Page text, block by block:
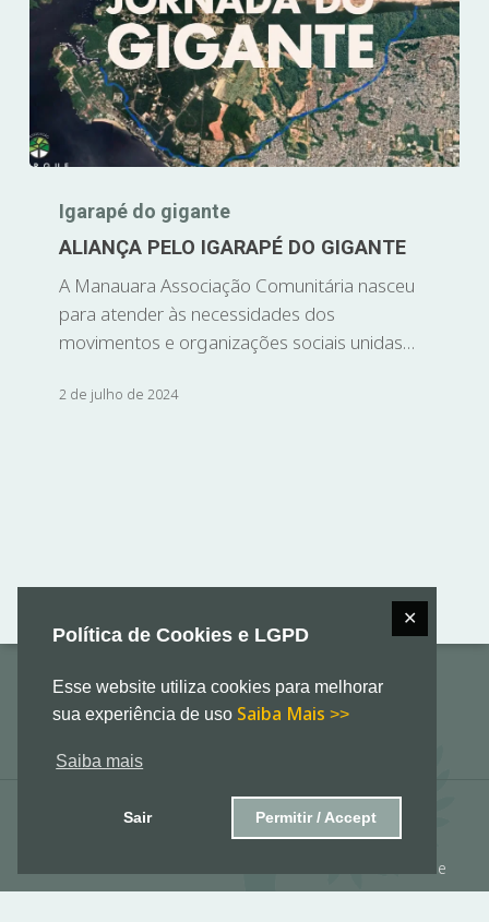
Política de Cookies e LGPD
Esse website utiliza cookies para melhorar
sua experiência de uso Saiba Mais >>
Saiba mais
Sair Permitir / Accept
✕
Igarapé do gigante
ALIANÇA PELO IGARAPÉ DO GIGANTE
A Manauara Associação Comunitária nasceu
para atender às necessidades dos
movimentos e organizações sociais unidas…
2 de julho de 2024
© 2026 Manauara Associação Comunitária. Todos os
Plotítica de Privacidade